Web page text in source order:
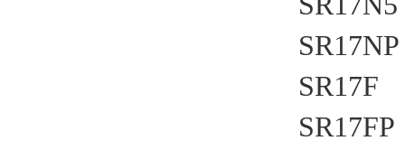
SR17F
SR17FP